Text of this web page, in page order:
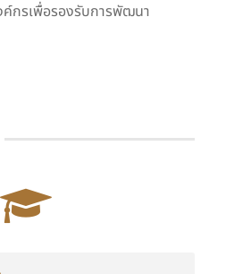
ค์กรเพื่อรองรับการพัฒนา